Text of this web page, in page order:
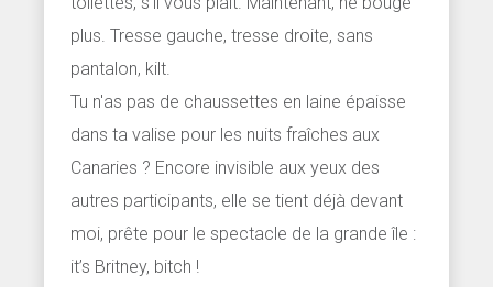
plus. Tresse gauche, tresse droite, sans
pantalon, kilt.
Tu n'as pas de chaussettes en laine épaisse
dans ta valise pour les nuits fraîches aux
Canaries ? Encore invisible aux yeux des
autres participants, elle se tient déjà devant
moi, prête pour le spectacle de la grande île :
it’s Britney, bitch !